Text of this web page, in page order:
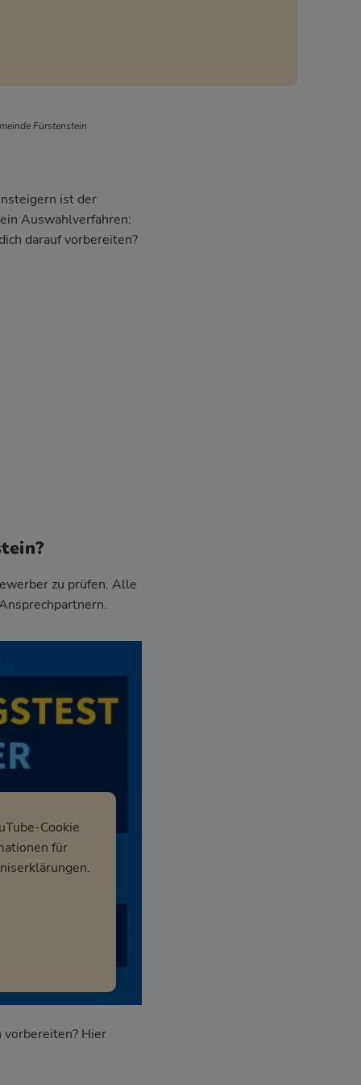
Fürstenstein
ist der
Auswahlverfahren:
darauf vorbereiten?
zu prüfen. Alle
Cookie
für
vorbereiten? Hier